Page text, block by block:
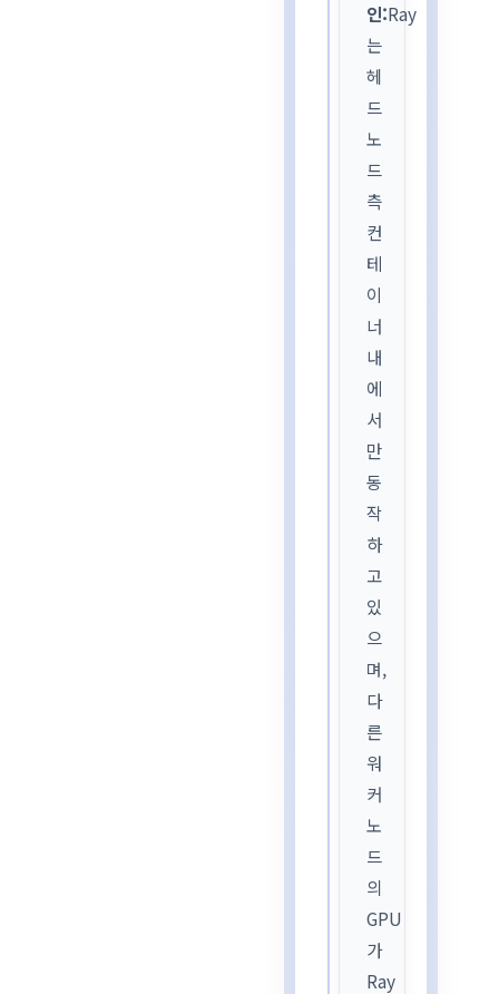
인:Ray
는
헤
드
노
드
측
컨
테
이
너
내
에
서
만
동
작
하
고
있
으
며,
다
른
워
커
노
드
의
GPU
가
Ray